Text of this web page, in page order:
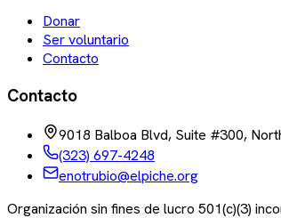
Donar
Ser voluntario
Contacto
Contacto
9018 Balboa Blvd, Suite #300,
(323) 697-4248
enotrubio@elpiche.org
Organización sin fines de lucro 501(c)(3)